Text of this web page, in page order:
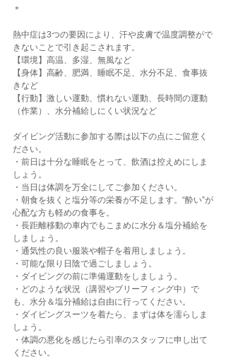
＊
熱中症は3つの要因により、汗や皮膚で温度調整がで
きないことで引き起こされます。
【環境】高温、多湿、無風など
【身体】高齢、肥満、睡眠不足、水分不足、食事抜
きなど
【行動】激しい運動、慣れない運動、長時間の運動
（作業）、水分補給しにくい状況など
ダイビング活動に参加する際は以下の点にご留意く
ださい。
・前日は十分な睡眠をとって、飲酒は控えめにしま
しょう。
・当日は体調を万全にしてご参加ください。
・朝食を抜くと塩分等の栄養が不足します。“酔い”が
心配な方も軽めの食事を。
・長距離移動の車内でもこまめに水分＆塩分補給を
しましょう。
・通気性の良い服装や帽子を着用しましょう。
・可能な限り日陰で過ごしましょう。
・ダイビングの前に準備運動をしましょう。
・どのような状況（講習やブリーフィング中）で
も、水分＆塩分補給は自由に行ってください。
・ダイビングスーツを着たら、まずは体を濡らしま
しょう。
・体調の悪化を感じたら引率のスタッフに申し出て
ください。